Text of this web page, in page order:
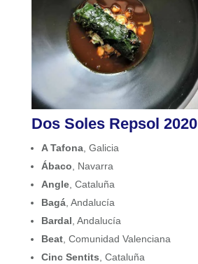
Dos Soles Repsol 2020
A Tafona, Galicia
Ábaco , Navarra
Angle, Cataluña
Bagá, Andalucía
Bardal , Andalucía
Beat, Comunidad Valenciana
Cinc Sentits , Cataluña